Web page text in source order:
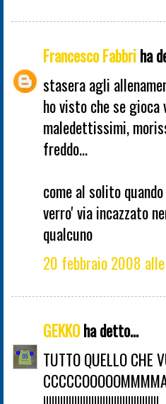
Francesco Fabbriha
stasera agli
ho visto che se gioca
maledettissimi,
freddo...
come al solito
verro' via incazzato
qualcuno
20 febbraio 2008
GEKKOha detto...
TUTTO QUELLO CHE